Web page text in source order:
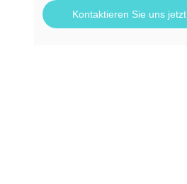
Kontaktieren Sie uns jetzt